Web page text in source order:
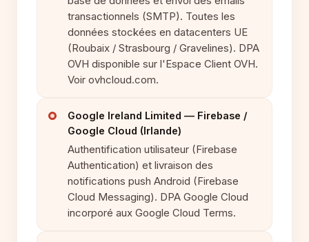
transactionnels (SMTP). Toutes les
données stockées en datacenters UE
(Roubaix / Strasbourg / Gravelines). DPA
OVH disponible sur l'Espace Client OVH.
Voir ovhcloud.com.
Google Ireland Limited — Firebase /
Google Cloud (Irlande)
Authentification utilisateur (Firebase
Authentication) et livraison des
notifications push Android (Firebase
Cloud Messaging). DPA Google Cloud
incorporé aux Google Cloud Terms.